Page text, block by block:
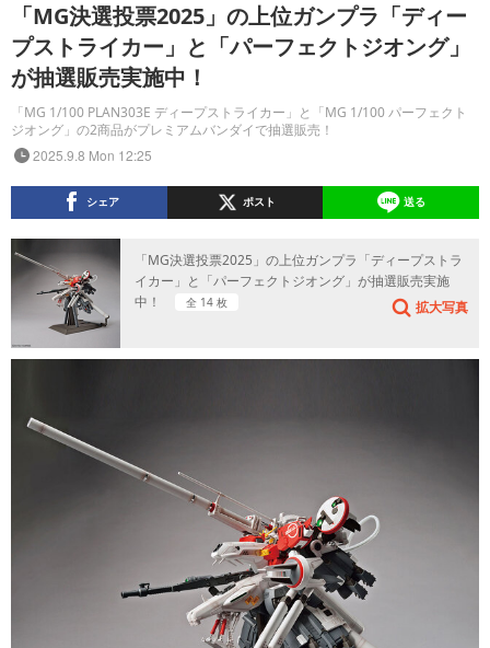
「MG決選投票2025」の上位ガンプラ「ディー
プストライカー」と「パーフェクトジオング」
が抽選販売実施中！
「MG 1/100 PLAN303E ディープストライカー」と「MG 1/100 パーフェクト
ジオング」の2商品がプレミアムバンダイで抽選販売！
2025.9.8 Mon 12:25
シェア ポスト 送る
「MG決選投票2025」の上位ガンプラ「ディープストラ
イカー」と「パーフェクトジオング」が抽選販売実施
中！
全 14 枚 拡大写真